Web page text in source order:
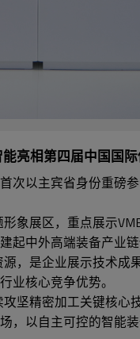
亮相第四届中国国
以主宾省身份重磅
展区，重点展示
中外高端装备产业
是企业展示技术
业核心竞争优势。
精密加工关键核
以自主可控的智能